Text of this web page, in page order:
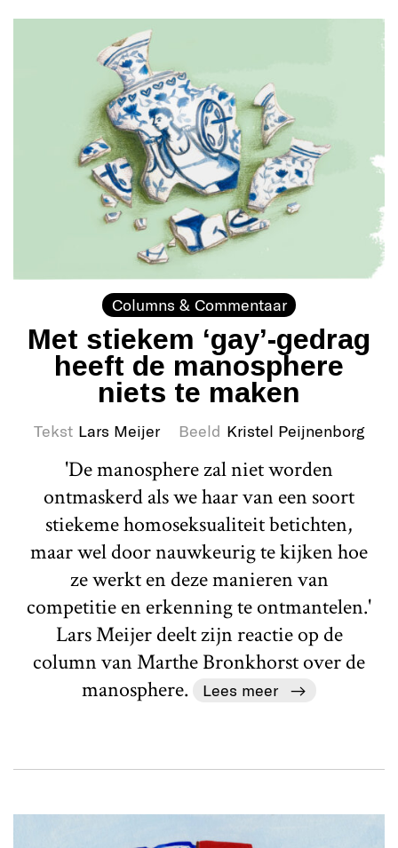
Columns & Commentaar
Met stiekem ‘gay’-gedrag
heeft de manosphere
niets te maken
Tekst Lars Meijer Beeld Kristel Peijnenborg
'De manosphere zal niet worden
ontmaskerd als we haar van een soort
stiekeme homoseksualiteit betichten,
maar wel door nauwkeurig te kijken hoe
ze werkt en deze manieren van
competitie en erkenning te ontmantelen.'
Lars Meijer deelt zijn reactie op de
column van Marthe Bronkhorst over de
manosphere.
Lees meer